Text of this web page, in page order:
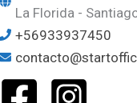
La Florida -
+56933937450